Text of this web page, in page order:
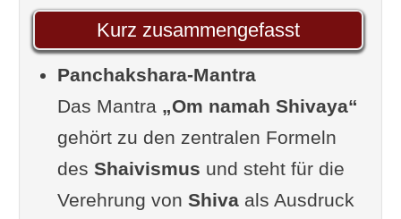
Aussprache von Om namah
Shivaya
Gesungen
Wirkungen von Om namah
Shivaya
Praktische Anwendung im Alltag
Konkrete Übung
Kurz zusammengefasst
Panchakshara-Mantra
Das Mantra „Om namah Shivaya“
gehört zu den zentralen Formeln
des Shaivismus und steht für die
Verehrung von Shivaals Ausdruck